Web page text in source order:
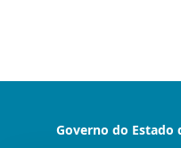
Governo do Estado